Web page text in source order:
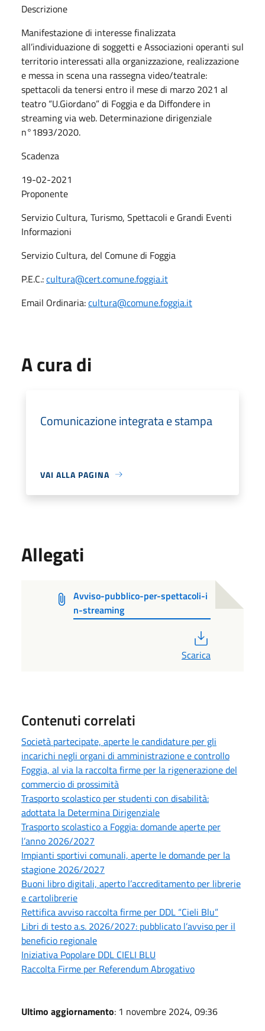
Descrizione
Manifestazione di interesse finalizzata
all’individuazione di soggetti e Associazioni operanti sul
territorio interessati alla organizzazione, realizzazione
e messa in scena una rassegna video/teatrale:
spettacoli da tenersi entro il mese di marzo 2021 al
teatro “U.Giordano” di Foggia e da Diffondere in
streaming via web. Determinazione dirigenziale
n°1893/2020.
Scadenza
19-02-2021
Proponente
Servizio Cultura, Turismo, Spettacoli e Grandi Eventi
Informazioni
Servizio Cultura, del Comune di Foggia
P.E.C.:cultura@cert.comune.foggia.it
Email Ordinaria:cultura@comune.foggia.it
A cura di
Comunicazione integrata e stampa
VAI ALLA PAGINA
Allegati
Avviso-pubblico-per-spettacoli-i
n-streaming
Scarica
Contenuti correlati
Società partecipate, aperte le candidature per gli
incarichi negli organi di amministrazione e controllo
Foggia, al via la raccolta firme per la rigenerazione del
commercio di prossimità
Trasporto scolastico per studenti con disabilità:
adottata la Determina Dirigenziale
Trasporto scolastico a Foggia: domande aperte per
l’anno 2026/2027
Impianti sportivi comunali, aperte le domande per la
stagione 2026/2027
Buoni libro digitali, aperto l’accreditamento per librerie
e cartolibrerie
Rettifica avviso raccolta firme per DDL “Cieli Blu”
Libri di testo a.s. 2026/2027: pubblicato l’avviso per il
beneficio regionale
Iniziativa Popolare DDL CIELI BLU
Raccolta Firme per Referendum Abrogativo
Ultimo aggiornamento: 1 novembre 2024, 09:36